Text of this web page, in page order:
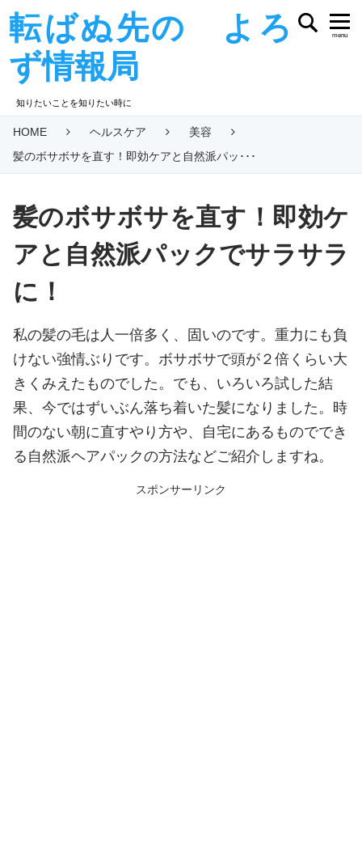
転ばぬ先の よろ
ず情報局
知りたいことを知りたい時に
menu
HOME ヘルスケア
美容
髪のボサボサを直す！即効ケアと自然派パッ･･･
髪のボサボサを直す！即効ケ
アと自然派パックでサラサラ
に！
私の髪の毛は人一倍多く、固いのです。重力にも負
けない強情ぶりです。ボサボサで頭が２倍くらい大
きくみえたものでした。でも、いろいろ試した結
果、今ではずいぶん落ち着いた髪になりました。時
間のない朝に直すやり方や、自宅にあるものででき
る自然派ヘアパックの方法などご紹介しますね。
スポンサーリンク